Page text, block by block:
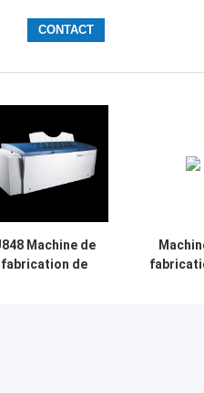
Machine de
fabrication de